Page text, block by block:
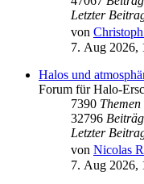
Letzter
von
7. Aug 2026,
Halos und
Forum für Halo-
7390 Themen
32796
Letzter
von Nicolas
7. Aug 2026,